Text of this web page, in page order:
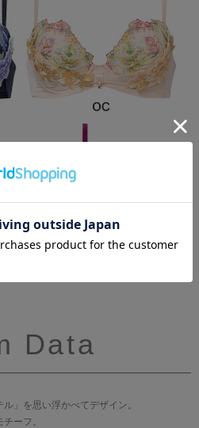
Data
」を思い浮かべてデザイン。
ーフ。